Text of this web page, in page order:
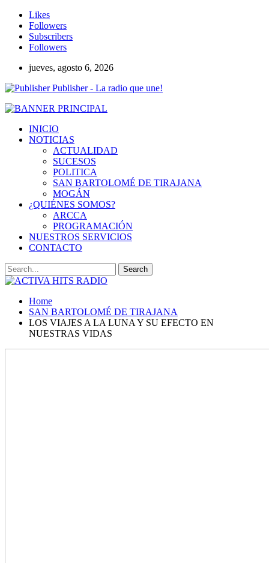
Likes
Followers
Subscribers
Followers
jueves, agosto 6, 2026
Publisher - La radio que une!
INICIO
NOTICIAS
ACTUALIDAD
SUCESOS
POLITICA
SAN BARTOLOMÉ DE TIRAJANA
MOGÁN
¿QUIÉNES SOMOS?
ARCCA
PROGRAMACIÓN
NUESTROS SERVICIOS
CONTACTO
Home
SAN BARTOLOMÉ DE TIRAJANA
LOS VIAJES A LA LUNA Y SU EFECTO EN
NUESTRAS VIDAS